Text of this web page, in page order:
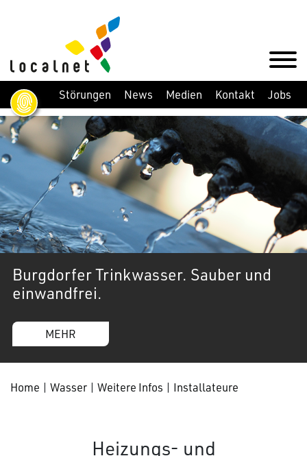
Störungen News Medien Kontakt Jobs
Burgdorfer Trinkwasser. Sauber und
einwandfrei.
MEHR
Home | Wasser | Weitere Infos | Installateure
Heizungs- und